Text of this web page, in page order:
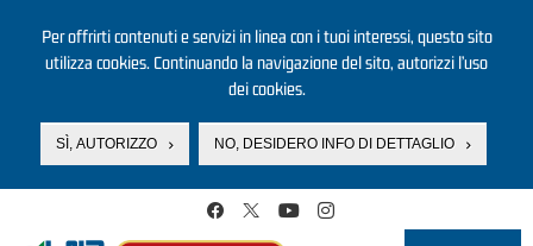
Per offrirti contenuti e servizi in linea con i tuoi interessi, questo sito
utilizza cookies. Continuando la navigazione del sito, autorizzi l’uso
dei cookies.
SÌ, AUTORIZZO NO, DESIDERO INFO DI DETTAGLIO